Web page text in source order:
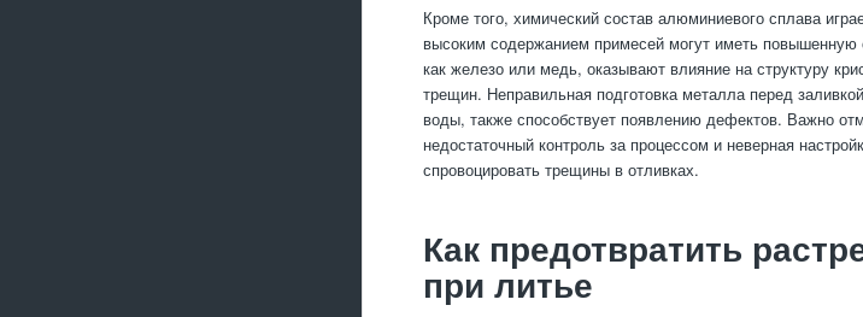
Кроме того, химический состав алюминиевого сплава
высоким содержанием примесей могут иметь повышенную
как железо или медь, оказывают влияние на структуру
трещин. Неправильная подготовка металла перед
воды, также способствует появлению дефектов. Важно
недостаточный контроль за процессом и неверная
спровоцировать трещины в отливках.
Как предотвратить
при литье